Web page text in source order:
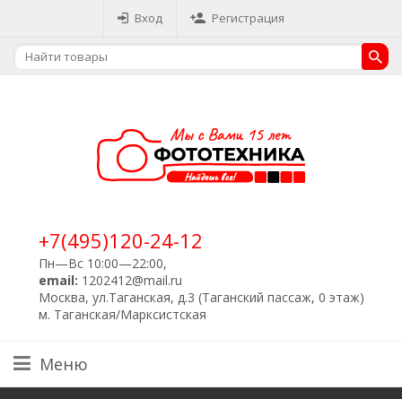
Вход Регистрация
+7(495)120-24-12
Пн—Вс 10:00—22:00,
email: 1202412@mail.ru
Москва, ул.Таганская, д.3 (Таганский пассаж, 0 этаж)
м. Таганская/Марксистская
Меню